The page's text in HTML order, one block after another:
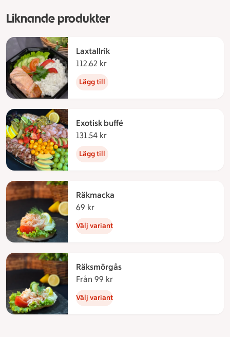
Liknande produkter
Laxtallrik
112.62 kr
Lägg till
Exotisk buffé
131.54 kr
Lägg till
Räkmacka
69 kr
Välj variant
Räksmörgås
Från 99 kr
Välj variant